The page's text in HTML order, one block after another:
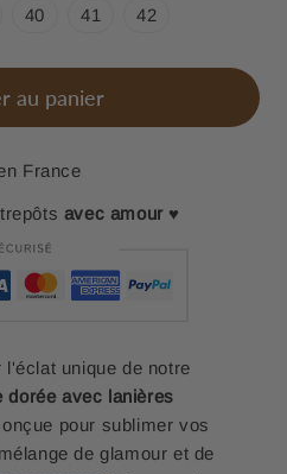
40 41 42
au panier
France
avec amour ♥
unique de notre
dorée avec lanières
pour sublimer vos
de glamour et de